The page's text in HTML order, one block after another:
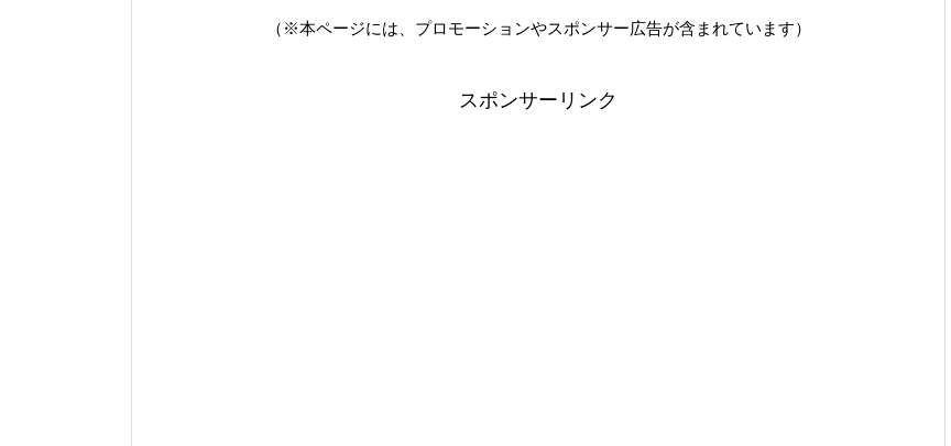
（※本ページには、プロモーションやスポンサー広告が含まれています）
スポンサーリンク